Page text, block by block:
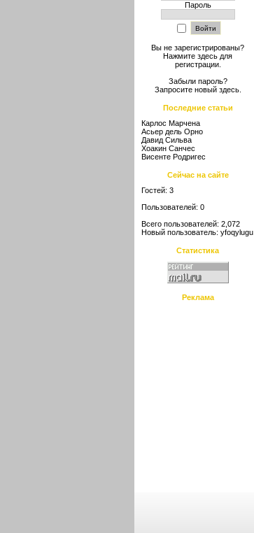
Пароль
Вы не зарегистрированы?
Нажмите здесь для
регистрации.
Забыли пароль?
Запросите новый здесь.
Последние статьи
Карлос Марчена
Асьер дель Орно
Давид Сильва
Хоакин Санчес
Висенте Родригес
Сейчас на сайте
Гостей: 3
Пользователей: 0
Всего пользователей: 2,072
Новый пользователь: yfoqylugu
Статистика
Реклама